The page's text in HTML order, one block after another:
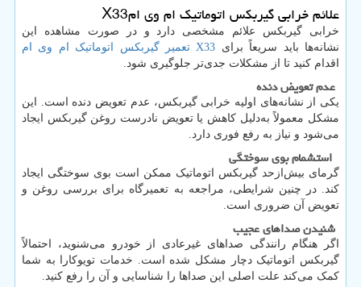
علائم خرابی گیربکس اتوماتیک ام وی امX33
خرابی گیربکس علائم مشخصی دارد و در صورت مشاهده این
نشانه‌ها باید سریعاً برای تعمیر گیربکس اتوماتیک ام وی ام X33
اقدام کنید تا از مشکلات جدی‌تر جلوگیری شود.
عدم تعویض دنده
یکی از نشانه‌های اولیه خرابی گیربکس، عدم تعویض دنده است. این
مشکل معمولاً به‌دلیل کاهش یا تعویض نادرست روغن گیربکس ایجاد
می‌شود و نیاز به رفع فوری دارد.
استشمام بوی سوختگی
گرمای بیش‌ازحد گیربکس اتوماتیک ممکن است بوی سوختگی ایجاد
کند. در چنین شرایطی، مراجعه به تعمیرگاه برای بررسی روغن و
تعویض آن ضروری است.
شنیدن صداهای عجیب
اگر هنگام رانندگی صداهای غیرعادی از خودرو می‌شنوید، احتمالاً
گیربکس اتوماتیک دچار مشکل شده است. خدمات تویوکارا به شما
کمک می‌کند علت اصلی این صداها را شناسایی و آن را رفع کنید.